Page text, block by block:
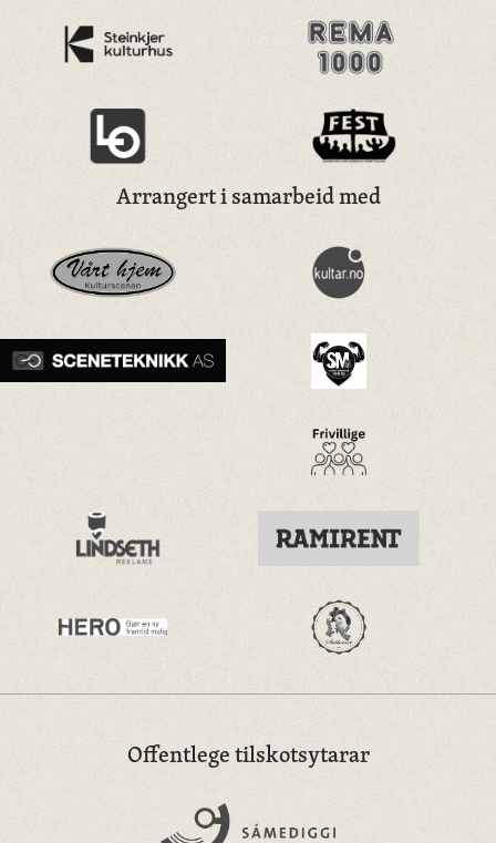
Arrangert i samarbeid med
Offentlege tilskotsytarar